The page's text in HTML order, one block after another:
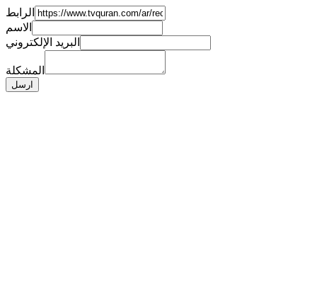
الرابط
الاسم
البريد الإلكتروني
المشكلة
ارسل